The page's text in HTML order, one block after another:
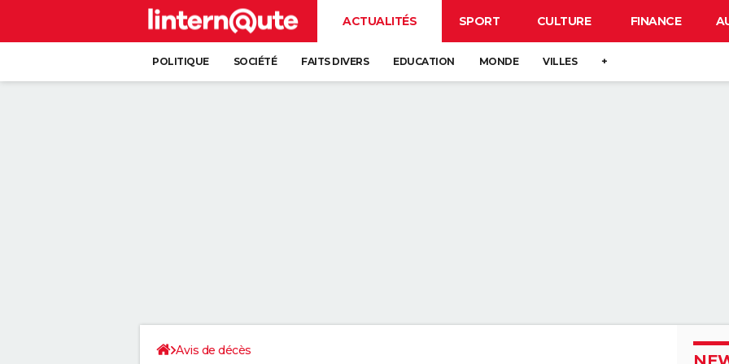
ACTUALITÉS SPORT CULTURE FINANCE
POLITIQUE SOCIÉTÉ FAITS DIVERS EDUCATION MONDE VILLES +
Avis de décès